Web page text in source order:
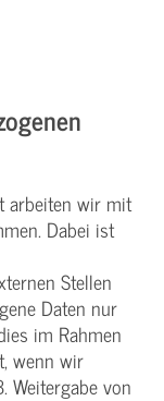
arbeiten wir mit
Dabei ist
Stellen
Daten nur
im Rahmen
wenn wir
Weitergabe von